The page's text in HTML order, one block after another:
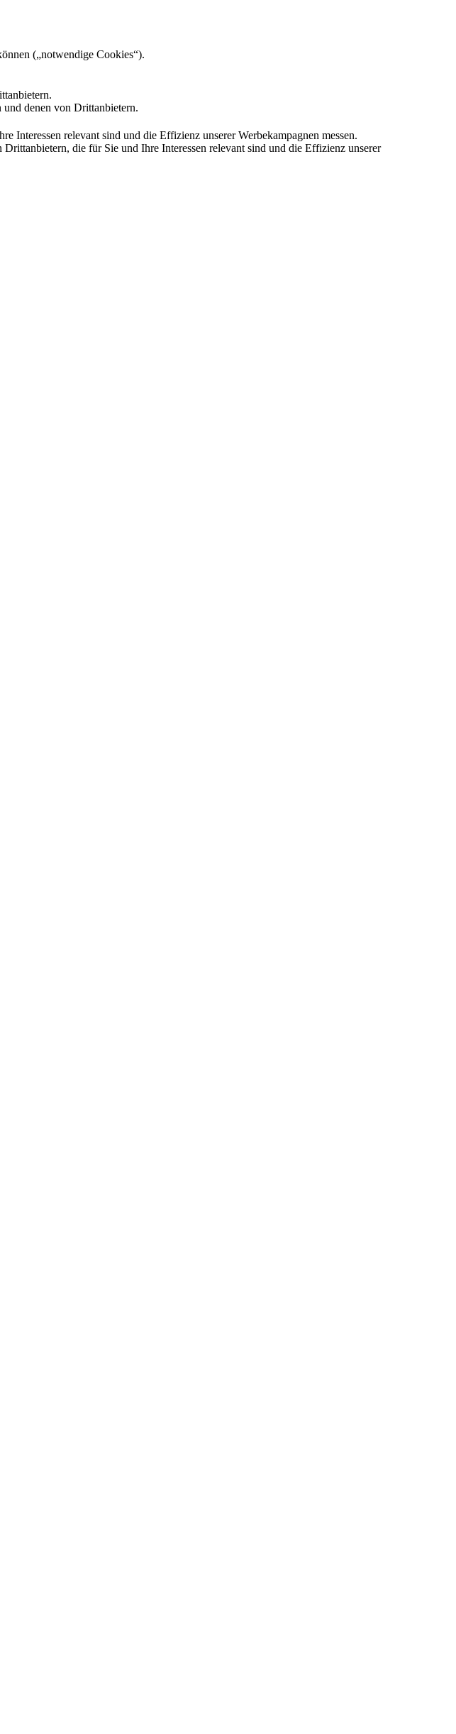
(„notwendige Cookies“).
und denen von Drittanbietern.
Interessen relevant sind und die Effizienz unserer Werbekampagnen messen.
die für Sie und Ihre Interessen relevant sind und die Effizienz unserer